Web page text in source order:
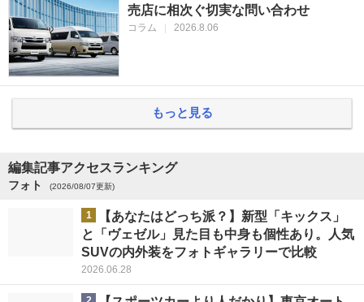
売店に相次ぐ切実な問い合わせ
コラム | 2026.8.06
もっと見る
編集記事アクセスランキング
フォト (2026/08/07更新)
1
【あなたはどっち派？】新型「キックス」
と「ヴェゼル」見た目も中身も個性あり。人気
SUVの内外装をフォトギャラリーで比較
2026.06.28